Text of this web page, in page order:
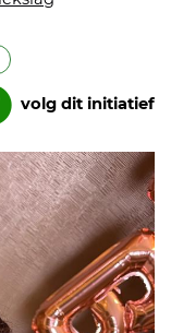
volg dit initiatief